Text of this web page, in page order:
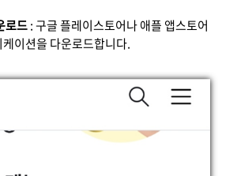
로드: 구글 플레이스토어나 애플 앱스토어
이션을 다운로드합니다.